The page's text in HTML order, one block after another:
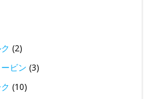
(2)
ビン (3)
(10)